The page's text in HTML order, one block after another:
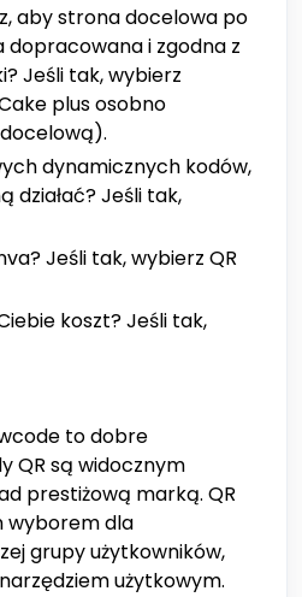
aby strona docelowa po
dopracowana i zgodna z
Jeśli tak, wybierz
plus osobno
dynamicznych kodów,
działać? Jeśli tak,
Jeśli tak, wybierz QR
koszt? Jeśli tak,
to dobre
QR są widocznym
prestiżową marką. QR
wyborem dla
grupy użytkowników,
użytkowym.